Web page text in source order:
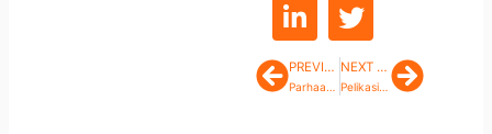
PrevPREVIOUS POST
Parhaat top kasinot nopealla kotiutuksella ja laadukkailla peleillä
NEXT POST
Pelikasinot joiden lisenssit ja turvallisuus on tarkastettu ammattilaisten toimesta Next